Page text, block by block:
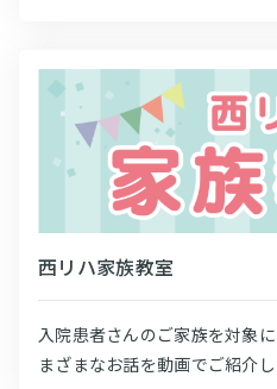
西リハ家族教室
入院患者さんのご家族を対象
まざまなお話を動画でご紹介し